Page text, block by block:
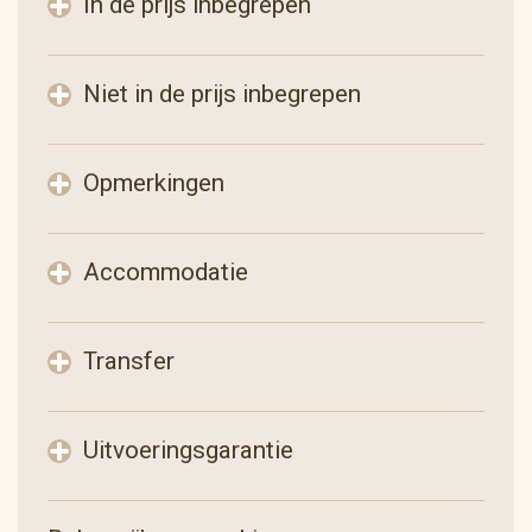
Niet in de prijs inbegrepen
Opmerkingen
Accommodatie
Transfer
Uitvoeringsgarantie